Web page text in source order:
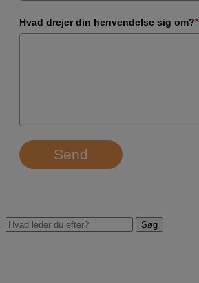
Hvad drejer din henvendelse sig om?*
Send